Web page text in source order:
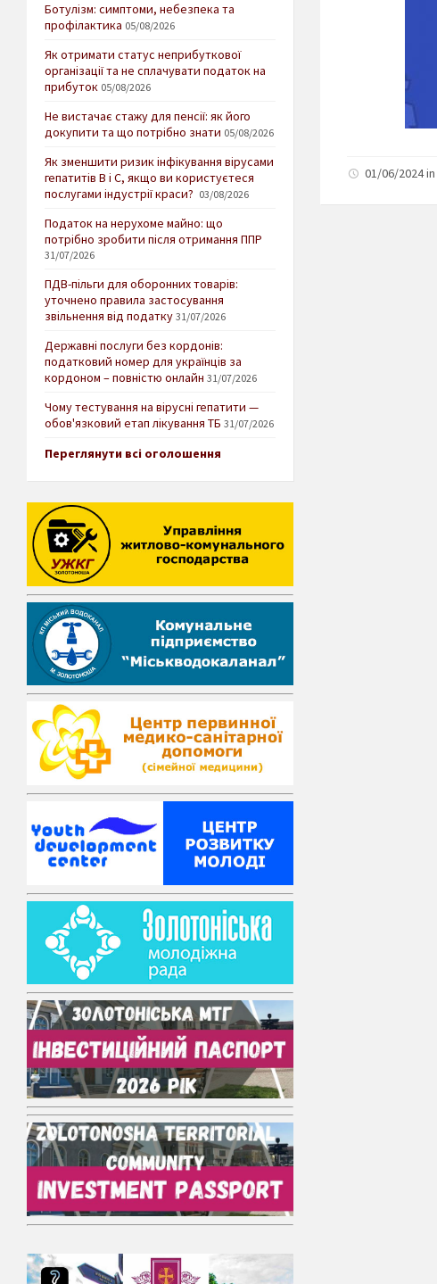
01/06/2024 in
Ботулізм: симптоми, небезпека та
профілактика 05/08/2026
Як отримати статус неприбуткової
організації та не сплачувати податок на
прибуток 05/08/2026
Не вистачає стажу для пенсії: як його
докупити та що потрібно знати 05/08/2026
Як зменшити ризик інфікування вірусами
гепатитів В і С, якщо ви користуєтеся
послугами індустрії краси? 03/08/2026
Податок на нерухоме майно: що
потрібно зробити після отримання ППР
31/07/2026
ПДВ-пільги для оборонних товарів:
уточнено правила застосування
звільнення від податку 31/07/2026
Державні послуги без кордонів:
податковий номер для українців за
кордоном – повністю онлайн 31/07/2026
Чому тестування на вірусні гепатити —
обов'язковий етап лікування ТБ 31/07/2026
Переглянути всі оголошення